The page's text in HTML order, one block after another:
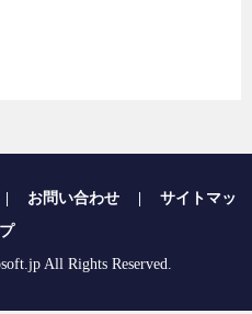
お問い合わせ
サイトマッ
プ
All Rights Reserved.